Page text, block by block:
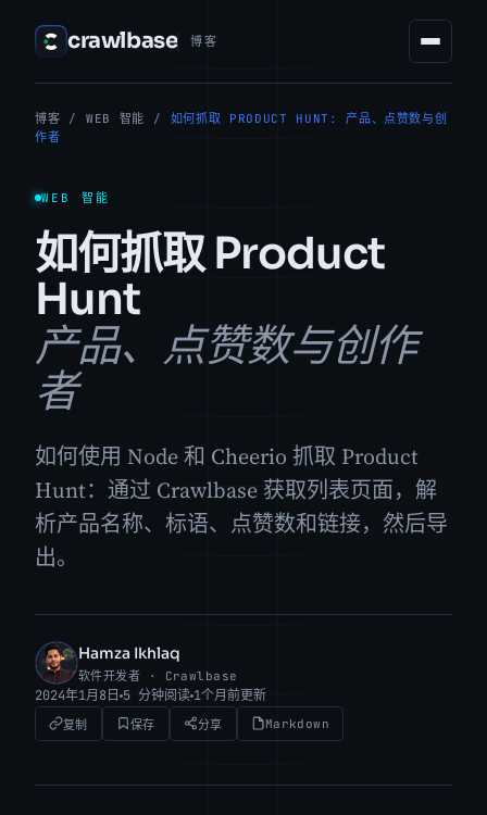
crawlbase 博客
博客 / WEB 智能 /
如何抓取 PRODUCT HUNT: 产品、点赞数与创
作者
WEB 智能
如何抓取 Product
Hunt
产品、点赞数与创作
者
如何使用 Node 和 Cheerio 抓取 Product
Hunt：通过 Crawlbase 获取列表页面，解
析产品名称、标语、点赞数和链接，然后导
出。
HI
Hamza Ikhlaq
软件开发者 · Crawlbase
2024年1月8日 5 分钟阅读 1个月前更新
复制 保存 分享 Markdown